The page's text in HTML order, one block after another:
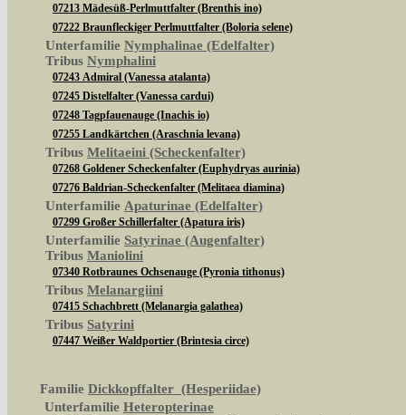
07213 Mädesüß-Perlmuttfalter (Brenthis ino)
07222 Braunfleckiger Perlmuttfalter (Boloria selene)
Unterfamilie Nymphalinae (Edelfalter)
Tribus Nymphalini
07243 Admiral (Vanessa atalanta)
07245 Distelfalter (Vanessa cardui)
07248 Tagpfauenauge (Inachis io)
07255 Landkärtchen (Araschnia levana)
Tribus Melitaeini (Scheckenfalter)
07268 Goldener Scheckenfalter (Euphydryas aurinia)
07276 Baldrian-Scheckenfalter (Melitaea diamina)
Unterfamilie Apaturinae (Edelfalter)
07299 Großer Schillerfalter (Apatura iris)
Unterfamilie Satyrinae (Augenfalter)
Tribus Maniolini
07340 Rotbraunes Ochsenauge (Pyronia tithonus)
Tribus Melanargiini
07415 Schachbrett (Melanargia galathea)
Tribus Satyrini
07447 Weißer Waldportier (Brintesia circe)
Familie Dickkopffalter (Hesperiidae)
Unterfamilie Heteropterinae